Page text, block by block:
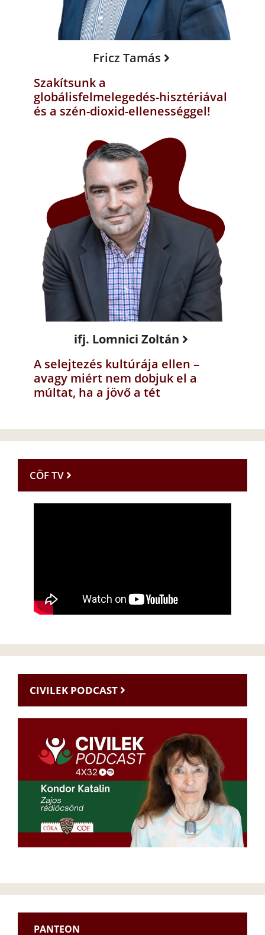
Fricz Tamás
Szakítsunk a
globálisfelmelegedés-hisztériával
és a szén-dioxid-ellenességgel!
ifj. Lomnici Zoltán
A selejtezés kultúrája ellen –
avagy miért nem dobjuk el a
múltat, ha a jövő a tét
CÖF TV
CIVILEK PODCAST
PANTEON